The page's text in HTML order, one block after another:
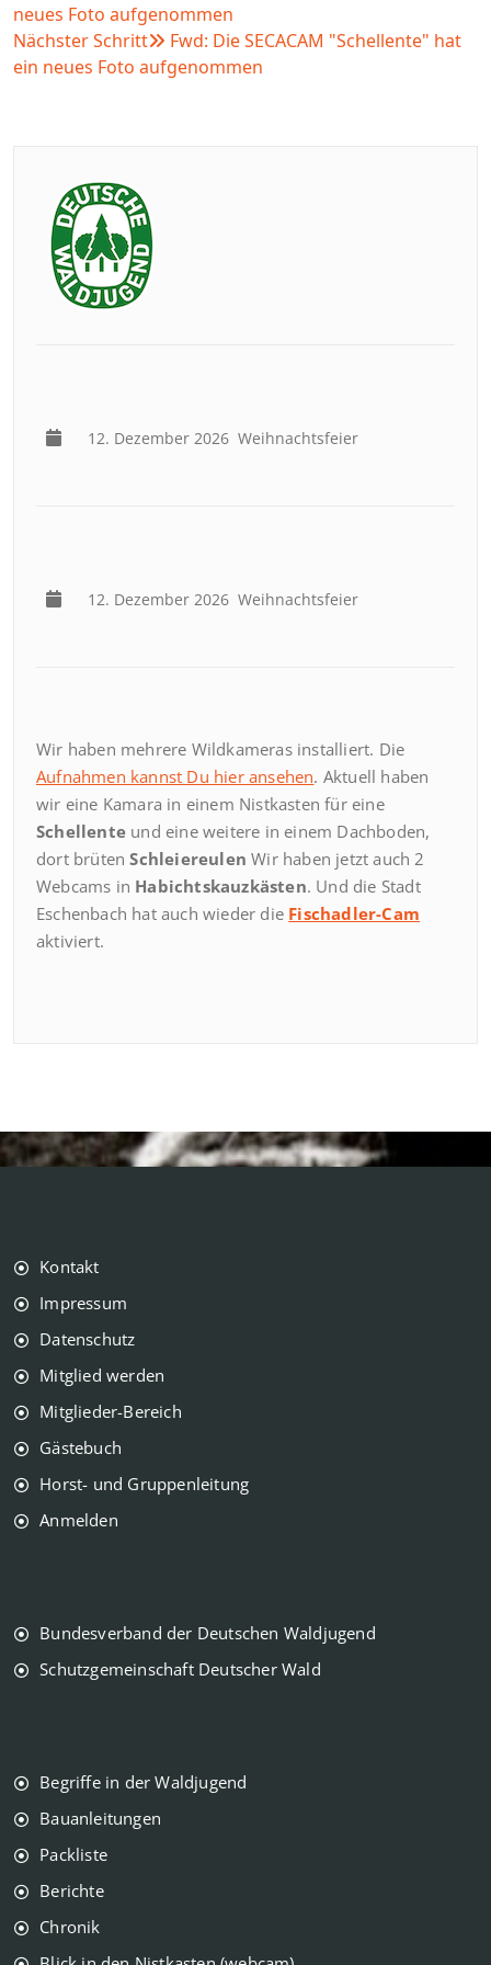
neues Foto aufgenommen
Nächster Schritt
Fwd: Die SECACAM "Schellente" hat
ein neues Foto aufgenommen
12. Dezember 2026 Weihnachtsfeier
12. Dezember 2026 Weihnachtsfeier
Wir haben mehrere Wildkameras installiert. Die
Aufnahmen kannst Du hier ansehen. Aktuell haben
wir eine Kamara in einem Nistkasten für eine
Schellente und eine weitere in einem Dachboden,
dort brütenSchleiereulen Wir haben jetzt auch 2
Webcams in Habichtskauzkästen. Und die Stadt
Eschenbach hat auch wieder die Fischadler-Cam
aktiviert.
Kontakt
Impressum
Datenschutz
Mitglied werden
Mitglieder-Bereich
Gästebuch
Horst- und Gruppenleitung
Anmelden
Bundesverband der Deutschen Waldjugend
Schutzgemeinschaft Deutscher Wald
Begriffe in der Waldjugend
Bauanleitungen
Packliste
Berichte
Chronik